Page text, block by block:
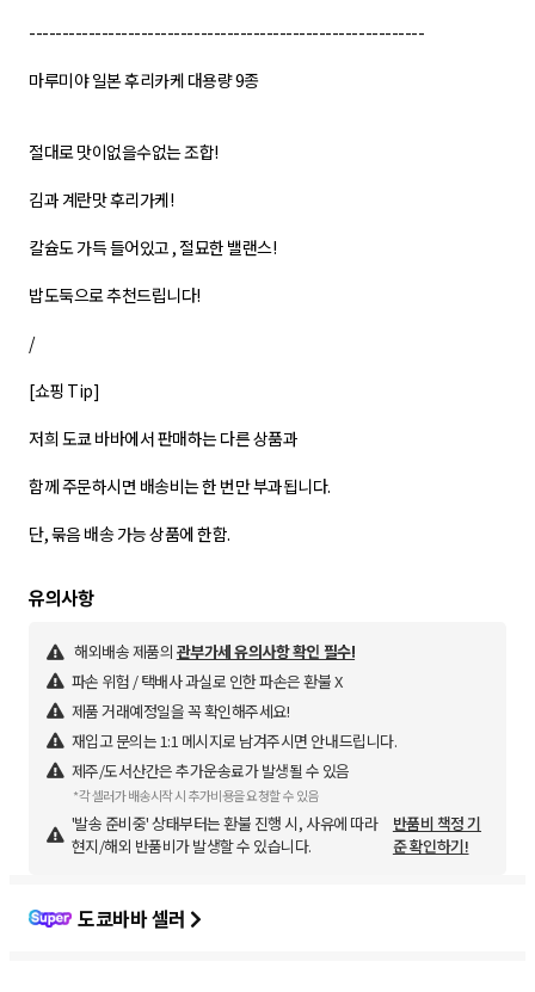
------------------------------------------------------------
마루미야 일본 후리카케 대용량 9종
절대로 맛이없을수없는 조합!
김과 계란맛 후리가케!
칼슘도 가득 들어있고 , 절묘한 밸랜스!
밥도둑으로 추천드립니다!
/
[쇼핑 Tip]
저희 도쿄 바바에서 판매하는 다른 상품과
함께 주문하시면 배송비는 한 번만 부과됩니다.
단, 묶음 배송 가능 상품에 한함.
유의사항
해외배송 제품의 관부가세 유의사항 확인 필수!
파손 위험 / 택배사 과실로 인한 파손은 환불 X
제품 거래예정일을 꼭 확인해주세요!
재입고 문의는 1:1 메시지로 남겨주시면 안내드립니다.
제주/도서산간은 추가운송료가 발생될 수 있음
*각 셀러가 배송시작 시 추가비용을 요청할 수 있음
'발송 준비중' 상태부터는 환불 진행 시, 사유에 따라
현지/해외 반품비가 발생할 수 있습니다.
반품비 책정 기
준 확인하기!
도쿄바바 셀러